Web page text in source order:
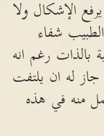
الإشكال ولا
شفاء
بالذات رغم انه
له ان يلتفت
منه في هذه